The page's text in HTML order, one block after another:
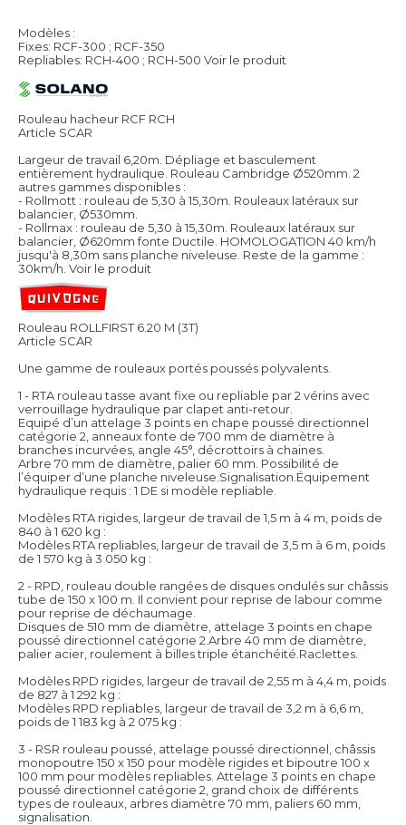
Modèles :
Fixes: RCF-300 ; RCF-350
Repliables: RCH-400 ; RCH-500 Voir le produit
Rouleau hacheur RCF RCH
Article SCAR
Largeur de travail 6,20m. Dépliage et basculement
entièrement hydraulique. Rouleau Cambridge Ø520mm. 2
autres gammes disponibles :
- Rollmott : rouleau de 5,30 à 15,30m. Rouleaux latéraux sur
balancier, Ø530mm.
- Rollmax : rouleau de 5,30 à 15,30m. Rouleaux latéraux sur
balancier, Ø620mm fonte Ductile. HOMOLOGATION 40 km/h
jusqu'à 8,30m sans planche niveleuse. Reste de la gamme :
30km/h. Voir le produit
Rouleau ROLLFIRST 6.20 M (3T)
Article SCAR
Une gamme de rouleaux portés poussés polyvalents.
1 - RTA rouleau tasse avant fixe ou repliable par 2 vérins avec
verrouillage hydraulique par clapet anti-retour.
Equipé d’un attelage 3 points en chape poussé directionnel
catégorie 2, anneaux fonte de 700 mm de diamètre à
branches incurvées, angle 45°, décrottoirs à chaines.
Arbre 70 mm de diamètre, palier 60 mm. Possibilité de
l’équiper d’une planche niveleuse.Signalisation.Équipement
hydraulique requis : 1 DE si modèle repliable.
Modèles RTA rigides, largeur de travail de 1,5 m à 4 m, poids de
840 à 1 620 kg :
Modèles RTA repliables, largeur de travail de 3,5 m à 6 m, poids
de 1 570 kg à 3 050 kg :
2 - RPD, rouleau double rangées de disques ondulés sur châssis
tube de 150 x 100 m. Il convient pour reprise de labour comme
pour reprise de déchaumage.
Disques de 510 mm de diamètre, attelage 3 points en chape
poussé directionnel catégorie 2.Arbre 40 mm de diamètre,
palier acier, roulement à billes triple étanchéité.Raclettes.
Modèles RPD rigides, largeur de travail de 2,55 m à 4,4 m, poids
de 827 à 1 292 kg :
Modèles RPD repliables, largeur de travail de 3,2 m à 6,6 m,
poids de 1 183 kg à 2 075 kg :
3 - RSR rouleau poussé, attelage poussé directionnel, châssis
monopoutre 150 x 150 pour modèle rigides et bipoutre 100 x
100 mm pour modèles repliables. Attelage 3 points en chape
poussé directionnel catégorie 2, grand choix de différents
types de rouleaux, arbres diamètre 70 mm, paliers 60 mm,
signalisation.